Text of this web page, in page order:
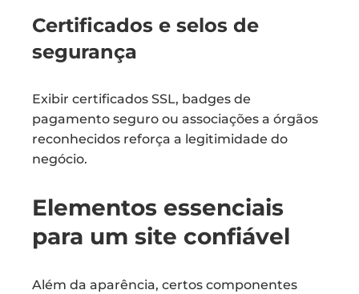
Certificados e selos de
segurança
Exibir certificados SSL, badges de
pagamento seguro ou associações a órgãos
reconhecidos reforça a legitimidade do
negócio.
Elementos essenciais
para um site confiável
Além da aparência, certos componentes